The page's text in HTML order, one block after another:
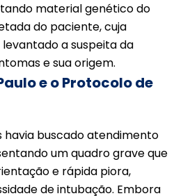
material genético do
do paciente, cuja
a suspeita da
e sua origem.
e o Protocolo de
havia buscado atendimento
um quadro grave que
e rápida piora,
de intubação. Embora